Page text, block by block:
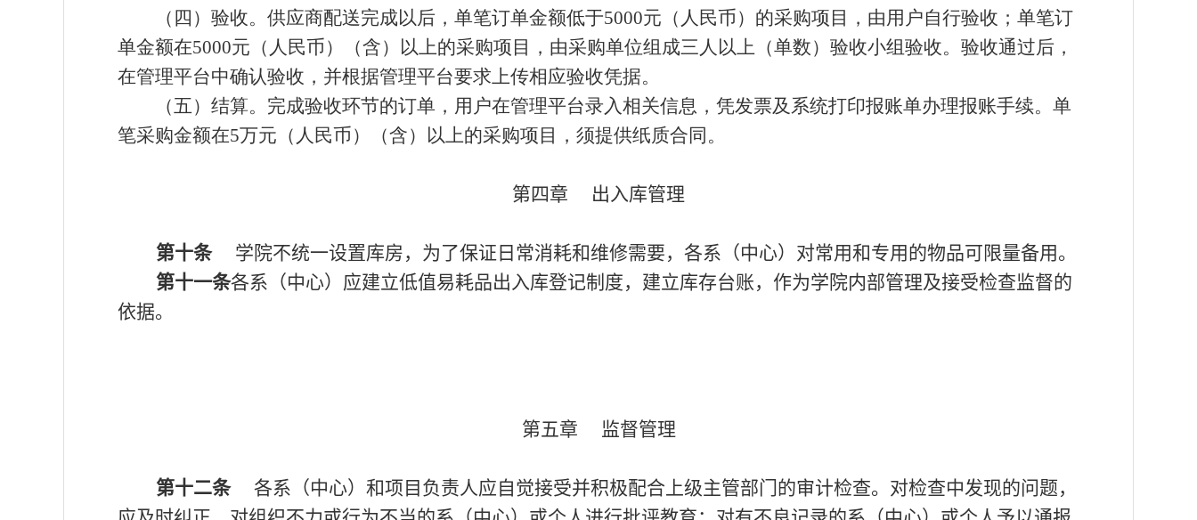
（四）验收。供应商配送完成以后，单笔订单金额低于5000元（人民币）的采购项目，由用户自行验收；单笔订
单金额在5000元（人民币）（含）以上的采购项目，由采购单位组成三人以上（单数）验收小组验收。验收通过后，
在管理平台中确认验收，并根据管理平台要求上传相应验收凭据。
（五）结算。完成验收环节的订单，用户在管理平台录入相关信息，凭发票及系统打印报账单办理报账手续。单
笔采购金额在5万元（人民币）（含）以上的采购项目，须提供纸质合同。
第四章 出入库管理
第十条学院不统一设置库房，为了保证日常消耗和维修需要，各系（中心）对常用和专用的物品可限量备用。
第十一条各系（中心）应建立低值易耗品出入库登记制度，建立库存台账，作为学院内部管理及接受检查监督的
依据。
第五章 监督管理
第十二条各系（中心）和项目负责人应自觉接受并积极配合上级主管部门的审计检查。对检查中发现的问题，